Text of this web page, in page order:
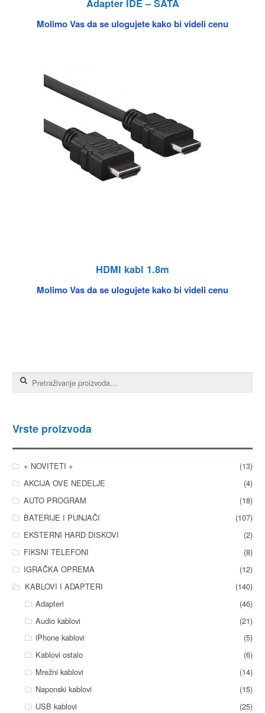
Molimo Vas da se ulogujete kako bi videli cenu
HDMI kabl 1.8m
Molimo Vas da se ulogujete kako bi videli cenu
Pretraga za:
Vrste proizvoda
+ NOVITETI +
(13)
AKCIJA OVE NEDELJE
(4)
AUTO PROGRAM
(18)
BATERIJE I PUNJAČI
(107)
EKSTERNI HARD DISKOVI
(2)
FIKSNI TELEFONI
(8)
IGRAČKA OPREMA
(12)
KABLOVI I ADAPTERI
(140)
Adapteri
(46)
Audio kablovi
(21)
iPhone kablovi
(5)
Kablovi ostalo
(6)
Mrežni kablovi
(14)
Naponski kablovi
(15)
USB kablovi
(25)